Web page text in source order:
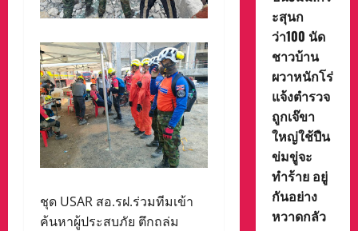
ชุด USAR สอ.รฝ.ร่วมทีมเข้า
ค้นหาผู้ประสบภัย ตึกถล่ม
ะสุนก
ว่า100 นัด
ชาวบ้าน
ผวาหนักโร่
แจ้งตำรวจ
ถูกเจ๊ขา
ใหญ่ใช้ปืน
ข่มขู่จะ
ทำร้าย อยู่
กันอย่าง
หวาดกลัว